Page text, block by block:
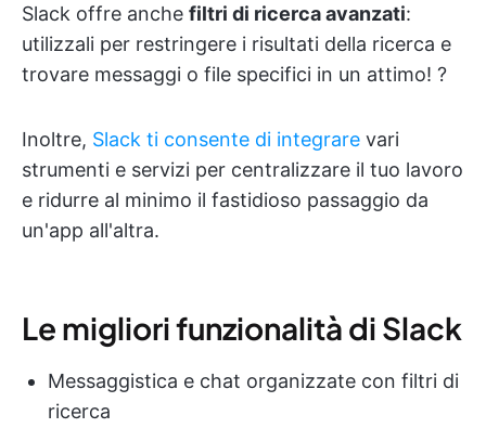
Slack offre anche filtri di ricerca avanzati:
utilizzali per restringere i risultati della ricerca e
trovare messaggi o file specifici in un attimo! ?
Inoltre, Slack ti consente di integrare vari
strumenti e servizi per centralizzare il tuo lavoro
e ridurre al minimo il fastidioso passaggio da
un'app all'altra.
Le migliori funzionalità di Slack
Messaggistica e chat organizzate con filtri di
ricerca